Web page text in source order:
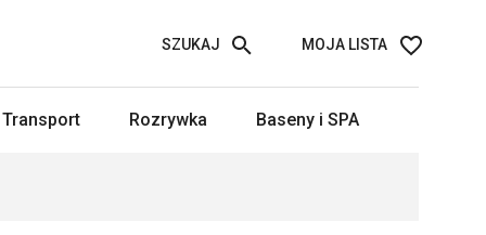
MOJA LISTA
SZUKAJ
Transport Rozrywka Baseny i SPA